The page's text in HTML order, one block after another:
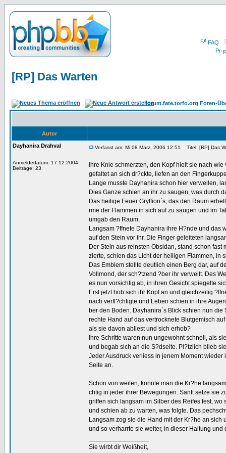
FAQ
[RP] Das Warten
forum.fate.torfo.org Foren-
Autor
Dayhanira Drahval
Anmeldedatum: 17.12.2004
Beiträge: 23
Verfasst am: Mi 08 März, 2006 12:51 Titel: [RP] Das
Ihre Knie schmerzten, den Kopf hielt sie nach
gefaltet an sich dr?ckte, liefen an den
Lange musste Dayhanira schon hier verweilen,
Dies Ganze schien an ihr zu saugen, was durch
Das heilige Feuer Gryffion`s, das den Raum
rme der Flammen in sich auf zu saugen und im
umgab den Raum.
Langsam ?ffnete Dayhanira ihre H?nde und das
auf den Stein vor ihr. Die Finger geleiteten
Der Stein aus reinsten Obsidan, stand schon
zierte, schien das Licht der heiligen Flammen, in
Das Emblem stellte deutlich einen Berg dar, auf
Vollmond, der sch?tzend ?ber ihr verweilt. Des
es nun vorsichtig ab, in ihren Gesicht spiegelte
Erst jetzt hob sich ihr Kopf an und gleichzeitig
nach verfl?chtigte und Leben schien in ihre
ber den Boden. Dayhanira`s Blick schien nun
rechte Hand auf das vertrocknete Blutgemisch
als sie davon abliest und sich erhob?
Ihre Schritte waren nun ungewohnt schnell, als
und begab sich an die S?dseite. Pl?tzlich blieb
Jeder Ausdruck verliess in jenem Moment
Seite an.
Schon von weiten, konnte man die Kr?he
chtig in jeder ihrer Bewegungen. Sanft setze sie
griffen sich langsam im Silber des Reifes fest,
und schien ab zu warten, was folgte. Das
Langsam zog sie die Hand mit der Kr?he an
und so verharrte sie weiter, in dieser Haltung und
Sie wirbt dir Weißheit,